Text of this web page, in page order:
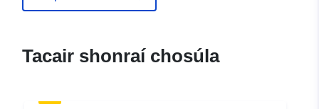
Nuashonraithe ar data.europa.eu:
Tacair shonraí chosúla